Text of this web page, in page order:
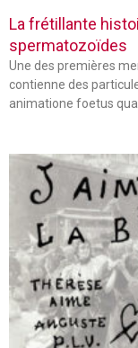
La frétillante
spermatozoïdes
Une des premières
contienne des
animatione foetus